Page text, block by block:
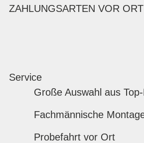
ZAHLUNGSARTEN VOR ORT
Service
Große Auswahl aus
Fachmännische
Probefahrt vor Ort